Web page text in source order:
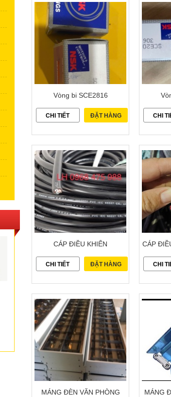
Vòng bi SCE2816
CHI TIẾT ĐẶT HÀNG CHI
CÁP ĐIỀU KHIỂN
CHI TIẾT ĐẶT HÀNG
CÁP
CHI
MÁNG ĐÈN VĂN PHÒNG
MÁNG